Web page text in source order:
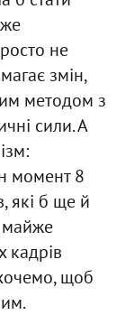
не
змін,
методом з
сили. А
момент 8
які б ще й
майже
кадрів
щоб